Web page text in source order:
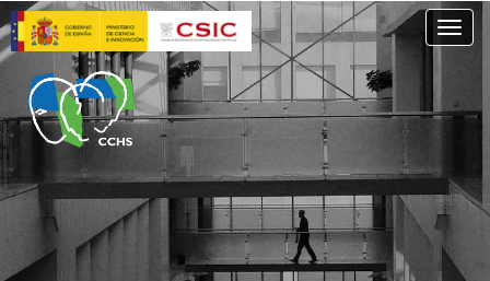
Pasar
al
contenido
principal